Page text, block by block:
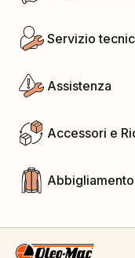
Servizio
Assistenza
Accessori e